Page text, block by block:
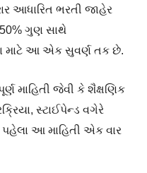
આધારિત ભરતી જાહેર
ગુણ સાથે
માટે આ એક સુવર્ણ તક છે.
માહિતી જેવી કે શૈક્ષણિક
સ્ટાઈપેન્ડ વગેરે
આ માહિતી એક વાર